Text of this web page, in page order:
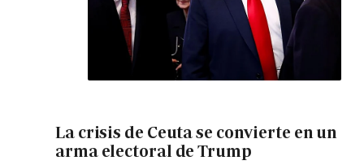
La crisis de Ceuta se convierte en un
arma electoral de Trump